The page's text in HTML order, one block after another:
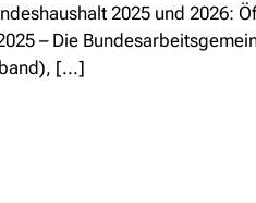
2025 und 2026:
– Die
[...]